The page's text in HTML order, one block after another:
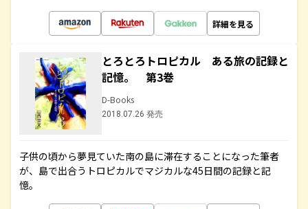
詳細を見る
とろとろトロピカル ある旅の記録と
記憶。 第3巻
D-Books
2018.07.26 発売
子供の頃から夢見ていた南の島に滞在することになった筆者
が、島で出合うトロピカルでマジカルな45日間の記録と記
憶。